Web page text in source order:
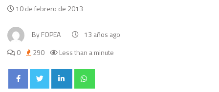
10 de febrero de 2013
ByFOPEA
13 años ago
0
290 Less than a minute